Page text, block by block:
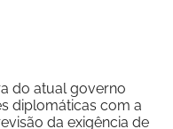
do atual governo
diplomáticas com a
da exigência de